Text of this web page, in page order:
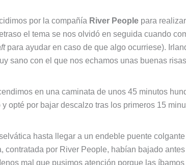
por la compañía River People para
el tema se nos olvidó en seguida cuando
para ayudar en caso de que algo ocurriese).
sano con el que nos echamos unas buenas
en una caminata de unos 45 minutos
opté por bajar descalzo tras los primeros 15
hasta llegar a un endeble puente
contratada por River People, habían bajado
mal que pusimos atención porque las íbamos